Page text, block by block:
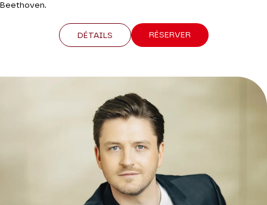
Beethoven.
DÉTAILS RÉSERVER